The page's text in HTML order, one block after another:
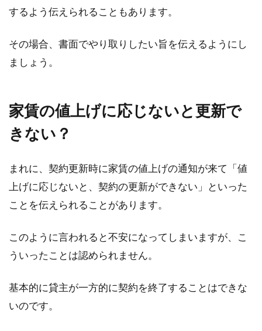
するよう伝えられることもあります。
その場合、書面でやり取りしたい旨を伝えるようにし
ましょう。
家賃の値上げに応じないと更新で
きない？
まれに、契約更新時に家賃の値上げの通知が来て「値
上げに応じないと、契約の更新ができない」といった
ことを伝えられることがあります。
このように言われると不安になってしまいますが、こ
ういったことは認められません。
基本的に貸主が一方的に契約を終了することはできな
いのです。